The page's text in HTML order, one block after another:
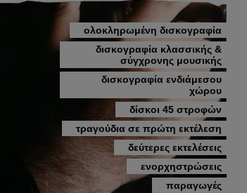
ολοκληρωμένη δισκογραφία
δισκογραφία κλασσικής &
σύγχρονης μουσικής
δισκογραφία ενδιάμεσου
χώρου
δίσκοι 45 στροφών
τραγούδια σε πρώτη εκτέλεση
δεύτερες εκτελέσεις
ενορχηστρώσεις
παραγωγές